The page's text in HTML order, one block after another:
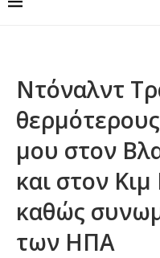
Ντόναλντ
μου στον
και στον
καθώς
των ΗΠΑ